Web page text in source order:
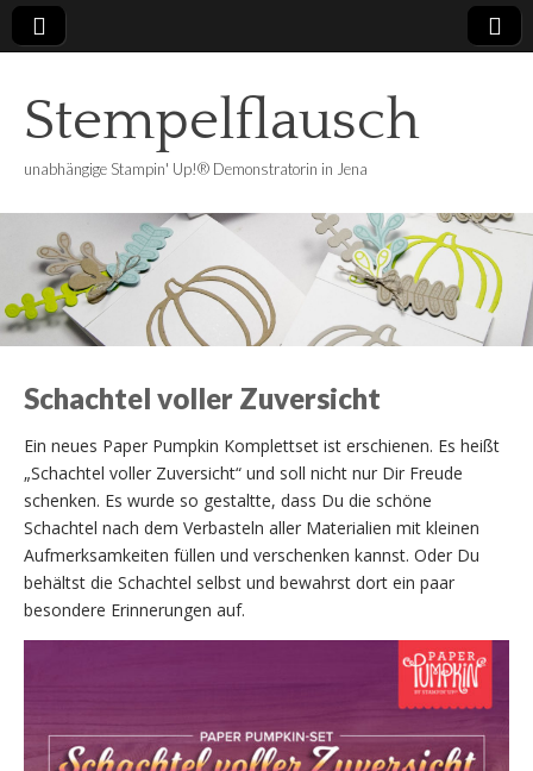
Stempelflausch
unabhängige Stampin' Up!® Demonstratorin in Jena
Schachtel voller Zuversicht
Ein neues Paper Pumpkin Komplettset ist erschienen. Es heißt
„Schachtel voller Zuversicht“ und soll nicht nur Dir Freude
schenken. Es wurde so gestaltte, dass Du die schöne
Schachtel nach dem Verbasteln aller Materialien mit kleinen
Aufmerksamkeiten füllen und verschenken kannst. Oder Du
behältst die Schachtel selbst und bewahrst dort ein paar
besondere Erinnerungen auf.